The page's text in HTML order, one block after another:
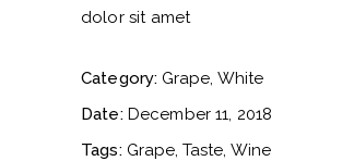
dolor sit amet
Category: Grape White
Date: December 11, 2018
Tags: Grape Taste Wine